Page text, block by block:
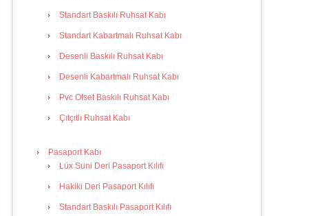
Standart Baskılı Ruhsat Kabı
Standart Kabartmalı Ruhsat Kabı
Desenli Baskılı Ruhsat Kabı
Desenli Kabartmalı Ruhsat Kabı
Pvc Ofset Baskılı Ruhsat Kabı
Çıtçıtlı Ruhsat Kabı
Pasaport Kabı
Lüx Suni Deri Pasaport Kılıfı
Hakiki Deri Pasaport Kılıfı
Standart Baskılı Pasaport Kılıfı